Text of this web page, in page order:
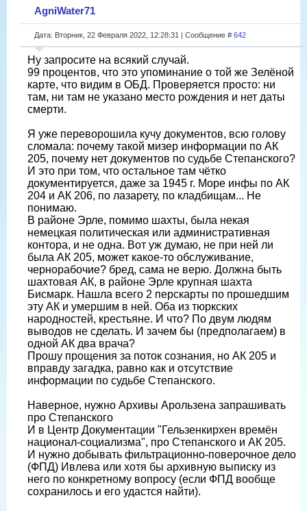
AgniWater71
Дата: Вторник, 22 Февраля 2022, 12:28:31 | Сообщение # 642
Ну запросите на всякий случай.
99 процентов, что это упоминание о той же Зелёной
карте, что видим в ОБД. Проверяется просто: ни
там, ни там не указано место рождения и нет даты
смерти.
Я уже переворошила кучу документов, всю голову
сломала: почему такой мизер информации по АК
205, почему нет документов по судьбе Степанского?
И это при том, что остальное там чётко
документируется, даже за 1945 г. Море инфы по АК
204 и АК 206, по лазарету, по кладбищам... Не
понимаю.
В районе Эрле, помимо шахты, была некая
немецкая политическая или административная
контора, и не одна. Вот уж думаю, не при ней ли
была АК 205, может какое-то обслуживание,
чернорабочие? бред, сама не верю. Должна быть
шахтовая АК, в районе Эрле крупная шахта
Бисмарк. Нашла всего 2 перскарты по прошедшим
эту АК и умершим в ней. Оба из тюркских
народностей, крестьяне. И что? По двум людям
выводов не сделать. И зачем бы (предполагаем) в
одной АК два врача?
Прошу прощения за поток сознания, но АК 205 и
вправду загадка, равно как и отсутствие
информации по судьбе Степанского.
Наверное, нужно Архивы Арользена запрашивать
про Степанского
И в Центр Документации "Гельзенкирхен времён
национал-социализма", про Степанского и АК 205.
И нужно добывать фильтрационно-поверочное дело
(ФПД) Ивлева или хотя бы архивную выписку из
него по конкретному вопросу (если ФПД вообще
сохранилось и его удастся найти).